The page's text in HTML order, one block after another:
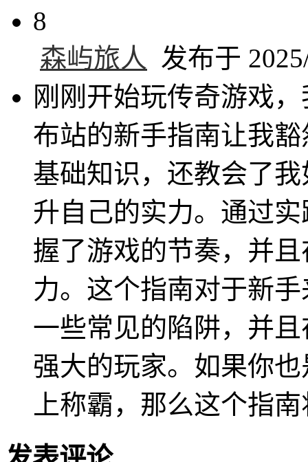
8
森屿旅人
发布于
刚刚开始玩传奇游戏
布站的新手指南让我
基础知识，还教会了
升自己的实力。通过
握了游戏的节奏，并
力。这个指南对于新
一些常见的陷阱，并
强大的玩家。如果你
上称霸，那么这个指